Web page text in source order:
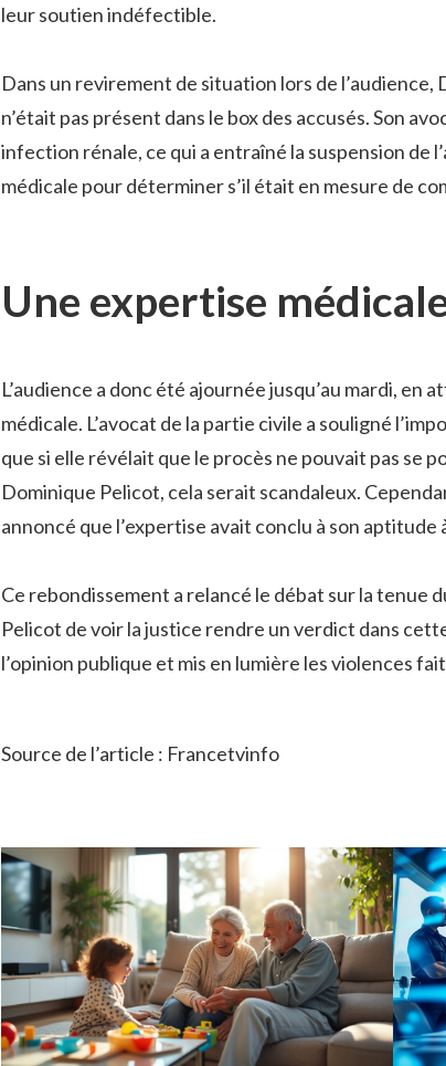
leur soutien indéfectible.
Dans un revirement de situation lors de l’audience,
n’était pas présent dans le box des accusés. Son
infection rénale, ce qui a entraîné la suspension de
médicale pour déterminer s’il était en mesure de
Une expertise
L’audience a donc été ajournée jusqu’au mardi, en
médicale. L’avocat de la partie civile a souligné
que si elle révélait que le procès ne pouvait pas se
Dominique Pelicot, cela serait scandaleux.
annoncé que l’expertise avait conclu à son
Ce rebondissement a relancé le débat sur la tenue
Pelicot de voir la justice rendre un verdict dans
l’opinion publique et mis en lumière les violences
Source de l’article : Francetvinfo